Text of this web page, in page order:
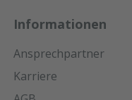
Informationen
Ansprechpartner
Karriere